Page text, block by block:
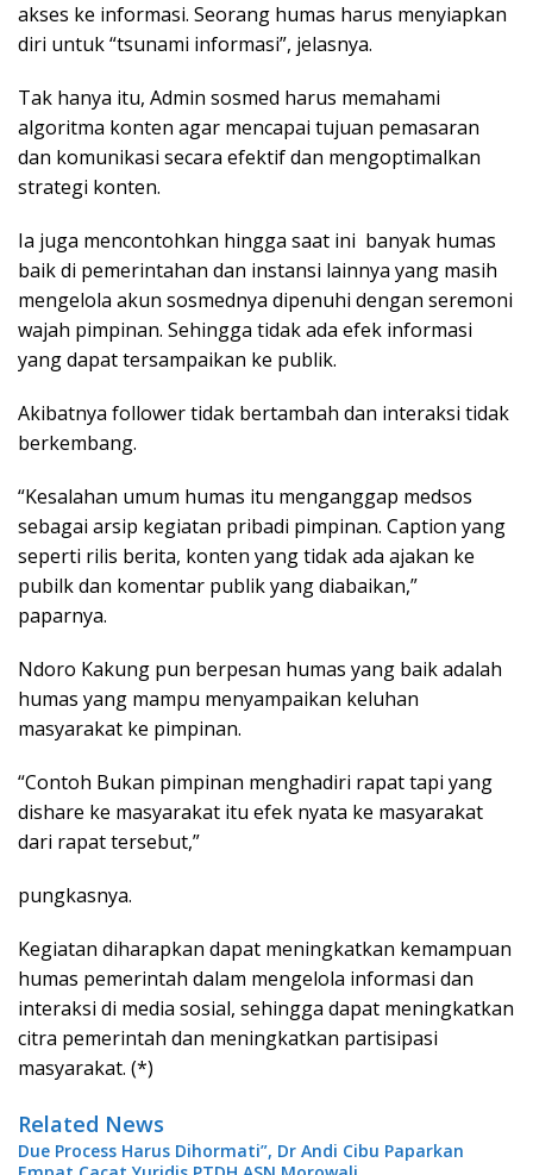
akses ke informasi. Seorang humas harus menyiapkan
diri untuk “tsunami informasi”, jelasnya.
Tak hanya itu, Admin sosmed harus memahami
algoritma konten agar mencapai tujuan pemasaran
dan komunikasi secara efektif dan mengoptimalkan
strategi konten.
Ia juga mencontohkan hingga saat ini banyak humas
baik di pemerintahan dan instansi lainnya yang masih
mengelola akun sosmednya dipenuhi dengan seremoni
wajah pimpinan. Sehingga tidak ada efek informasi
yang dapat tersampaikan ke publik.
Akibatnya follower tidak bertambah dan interaksi tidak
berkembang.
“Kesalahan umum humas itu menganggap medsos
sebagai arsip kegiatan pribadi pimpinan. Caption yang
seperti rilis berita, konten yang tidak ada ajakan ke
pubilk dan komentar publik yang diabaikan,”
paparnya.
Ndoro Kakung pun berpesan humas yang baik adalah
humas yang mampu menyampaikan keluhan
masyarakat ke pimpinan.
“Contoh Bukan pimpinan menghadiri rapat tapi yang
dishare ke masyarakat itu efek nyata ke masyarakat
dari rapat tersebut,”
pungkasnya.
Kegiatan diharapkan dapat meningkatkan kemampuan
humas pemerintah dalam mengelola informasi dan
interaksi di media sosial, sehingga dapat meningkatkan
citra pemerintah dan meningkatkan partisipasi
masyarakat. (*)
Related News
Due Process Harus Dihormati”, Dr Andi Cibu Paparkan